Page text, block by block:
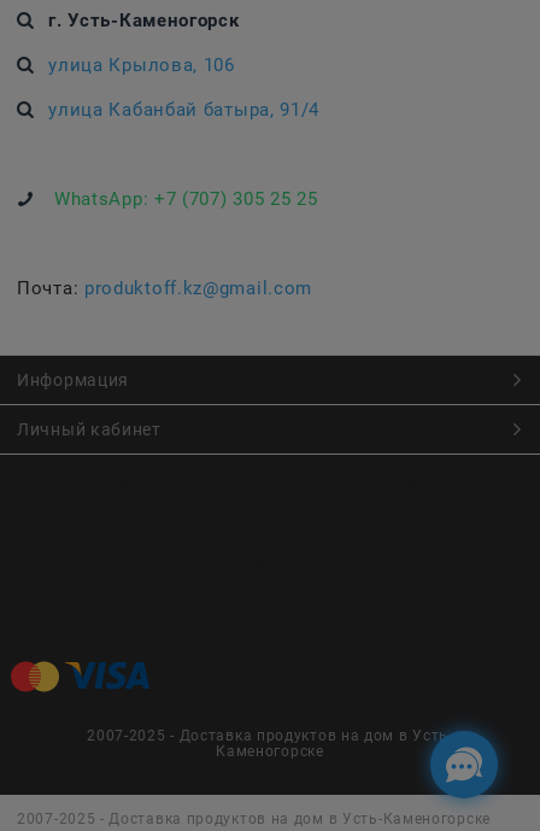
г. Усть-Каменогорск
улица Крылова, 106
улица Кабанбай батыра, 91/4
WhatsApp: +7 (707) 305 25 25
Почта: produktoff.kz@gmail.com
Информация
Личный кабинет
2007-2025 - Доставка продуктов на дом в Усть-
Каменогорске
2007-2025 - Доставка продуктов на дом в Усть-Каменогорске